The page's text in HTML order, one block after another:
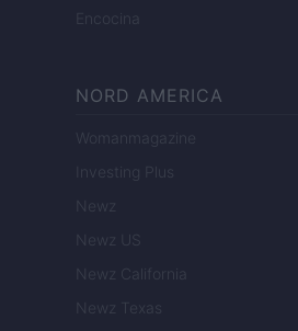
Encocina
NORD AMERICA
Womanmagazine
Investing Plus
Newz
Newz US
Newz California
Newz Texas